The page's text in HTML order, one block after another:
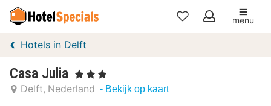
Mijn
menu
Hotels in Delft
Casa Julia , 3 Sterren
Delft Nederland - Bekijk op kaart